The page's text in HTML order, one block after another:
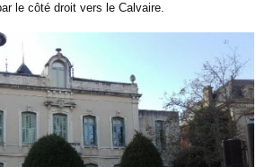
le côté droit vers le Calvaire.